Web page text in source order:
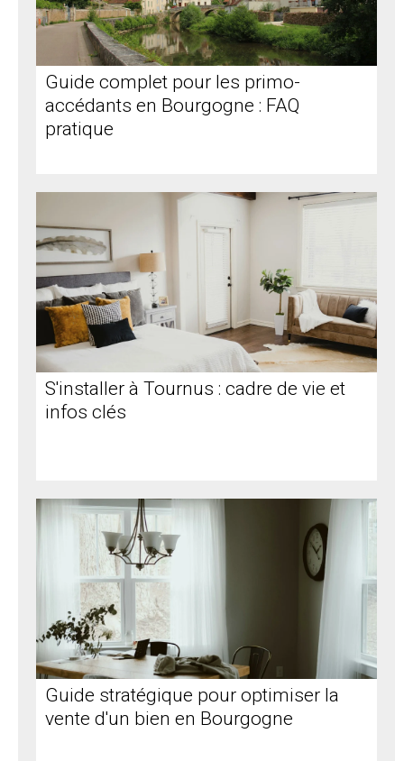
Guide complet pour les primo-
accédants en Bourgogne : FAQ
pratique
S'installer à Tournus : cadre de vie et
infos clés
Guide stratégique pour optimiser la
vente d'un bien en Bourgogne